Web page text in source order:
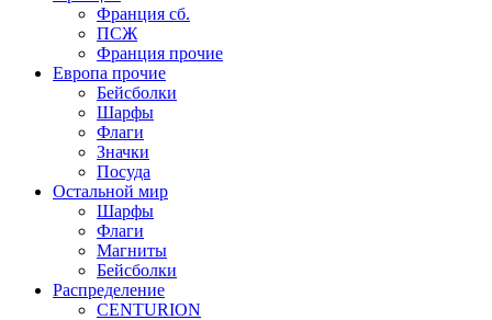
Франция сб.
ПСЖ
Франция прочие
Европа прочие
Бейсболки
Шарфы
Флаги
Значки
Посуда
Остальной мир
Шарфы
Флаги
Магниты
Бейсболки
Распределение
CENTURION